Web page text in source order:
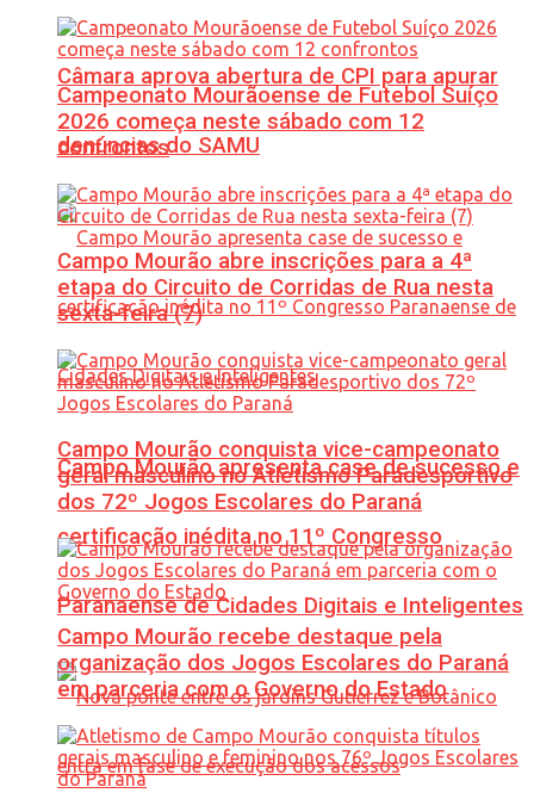
Câmara aprova abertura de CPI para apurar
denúncias do SAMU
Campo Mourão apresenta case de sucesso e
certificação inédita no 11º Congresso
Paranaense de Cidades Digitais e Inteligentes
Campeonato Mourãoense de Futebol Suíço
2026 começa neste sábado com 12
confrontos
Campo Mourão abre inscrições para a 4ª
etapa do Circuito de Corridas de Rua nesta
sexta-feira (7)
Campo Mourão conquista vice-campeonato
geral masculino no Atletismo Paradesportivo
dos 72º Jogos Escolares do Paraná
Campo Mourão recebe destaque pela
organização dos Jogos Escolares do Paraná
em parceria com o Governo do Estado